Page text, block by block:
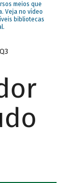
meios que
Veja no vídeo
bibliotecas